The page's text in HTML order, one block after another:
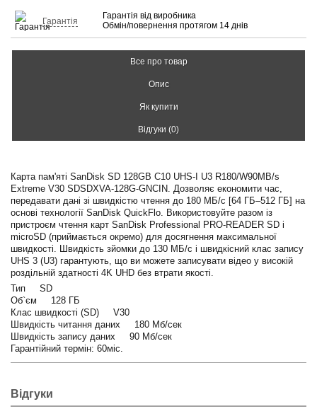
Гарантія
Гарантія від виробника
Обмін/повернення протягом 14 днів
Все про товар
Опис
Як купити
Відгуки (0)
Карта пам'яті SanDisk SD 128GB C10 UHS-I U3 R180/W90MB/s
Extreme V30 SDSDXVA-128G-GNCIN. Дозволяє економити час,
передавати дані зі швидкістю чтення до 180 МБ/с [64 ГБ–512 ГБ] на
основі технології SanDisk QuickFlo. Використовуйте разом із
пристроєм чтення карт SanDisk Professional PRO-READER SD і
microSD (приймається окремо) для досягнення максимальної
швидкості. Швидкість зйомки до 130 МБ/с і швидкісний клас запису
UHS 3 (U3) гарантують, що ви можете записувати відео у високій
роздільній здатності 4K UHD без втрати якості.
Тип SD
Об`єм 128 ГБ
Клас швидкості (SD) V30
Швидкість читання даних 180 Мб/сек
Швидкість запису даних 90 Мб/сек
Гарантійний термін: 60міс.
Відгуки